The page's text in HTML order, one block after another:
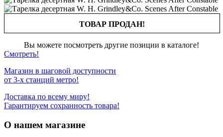
ТОВАР ПРОДАН!
Вы можете посмотреть другие позиции в каталоге!
Смотреть!
Магазин в шаговой доступности
от 3-х станций метро!
Доставка по всему миру!
Гарантируем сохранность товара!
О нашем магазине